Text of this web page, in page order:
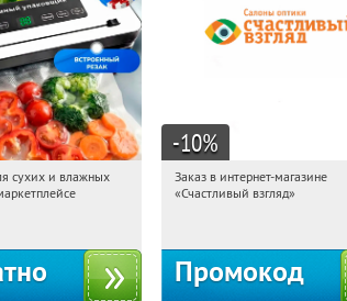
Получили:180
сухих и влажных
-10%
01:21:04
Получи
Заказ в интернет-магазине
«Счастливый взгляд»
Промокод